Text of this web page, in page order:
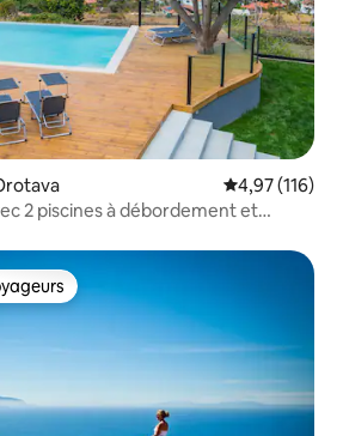
Évaluation
4,97 (116)
2 piscines à débordement et
les plus appréciés